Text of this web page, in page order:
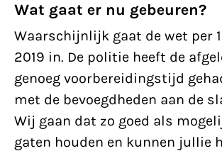
Wat gaat er nu gebeuren?
Waarschijnlijk gaat de wet per
2019 in. De politie heeft de
genoeg voorbereidingstijd
met de bevoegdheden aan de
Wij gaan dat zo goed als
gaten houden en kunnen jullie